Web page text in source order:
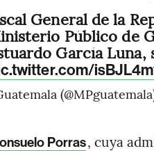
General de la
Público de
García Luna,
Porras, cuya